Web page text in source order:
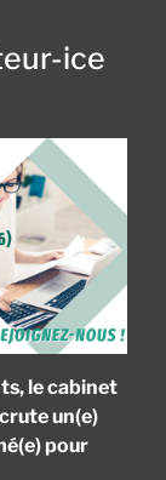
ice
le cabinet
un(e)
pour